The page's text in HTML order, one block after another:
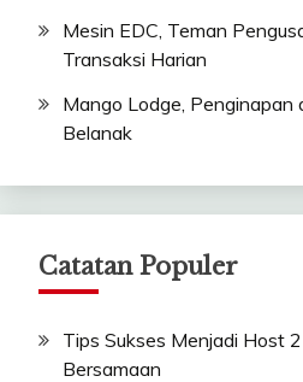
Mesin EDC, Teman
Transaksi Harian
Mango Lodge, Penginapan
Belanak
Catatan Populer
Tips Sukses Menjadi Host
Bersamaan